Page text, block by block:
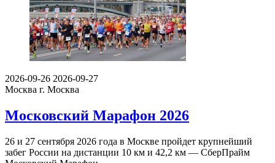
2026-09-26 2026-09-27
Москва г. Москва
Московский Марафон 2026
26 и 27 сентября 2026 года в Москве пройдет крупнейший
забег России на дистанции 10 км и 42,2 км — СберПрайм